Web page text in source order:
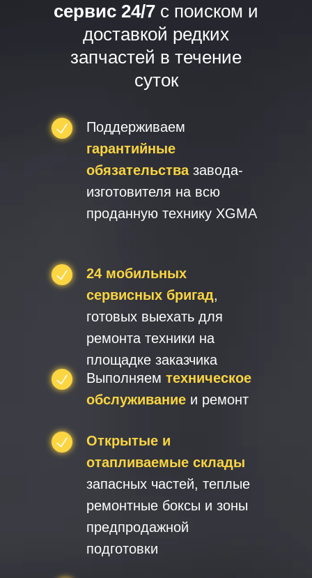
сервис 24/7 с поиском и
доставкой редких
запчастей в течение
суток
Поддерживаем
гарантийные
обязательства завода-
изготовителя на всю
проданную технику XGMA
Выполняем техническое
обслуживание и ремонт
Открытые и
отапливаемые склады
запасных частей, теплые
ремонтные боксы и зоны
предпродажной
подготовки
24 мобильных
сервисных бригад,
готовых выехать для
ремонта техники на
площадке заказчика